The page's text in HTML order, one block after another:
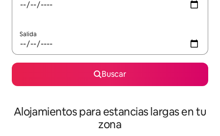
Salida
Buscar
Alojamientos para estancias largas en tu
zona